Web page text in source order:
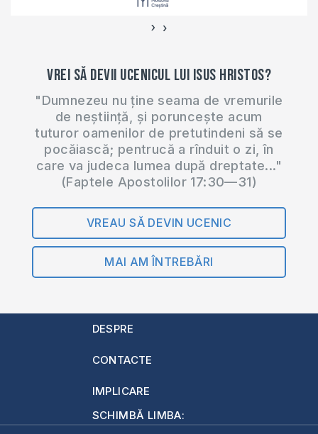
‹ ›
Vrei să devii ucenicul lui Isus Hristos?
"Dumnezeu nu ține seama de vremurile
de neștiință, și poruncește acum
tuturor oamenilor de pretutindeni să se
pocăiască; pentrucă a rînduit o zi, în
care va judeca lumea după dreptate..."
(Faptele Apostolilor 17:30—31)
VREAU SĂ DEVIN UCENIC
MAI AM ÎNTREBĂRI
DESPRE
CONTACTE
IMPLICARE
SCHIMBĂ LIMBA: